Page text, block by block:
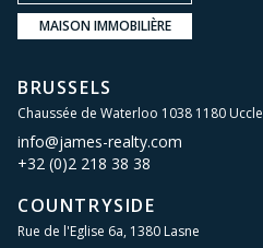
MAISON IMMOBILIÈRE
BRUSSELS
Chaussée de Waterloo 1038 1180 Uccle
info@james-realty.com
+32 (0)2 218 38 38
COUNTRYSIDE
Rue de l'Eglise 6a, 1380 Lasne